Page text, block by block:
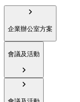
企業辦公室方案
會議及活動